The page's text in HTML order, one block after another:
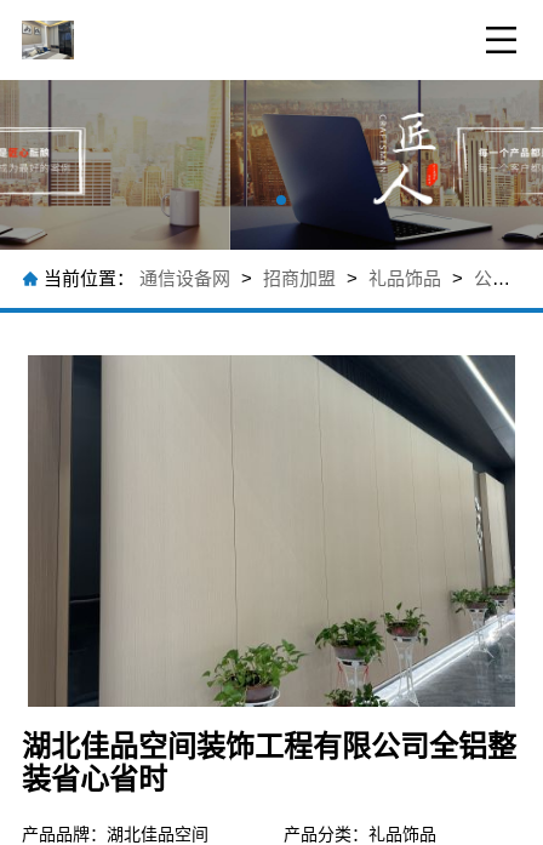
当前位置： 通信设备网 > 招商加盟 > 礼品饰品 > 公司产品
湖北佳品空间装饰工程有限公司全铝整
装省心省时
产品品牌：湖北佳品空间
产品分类：礼品饰品